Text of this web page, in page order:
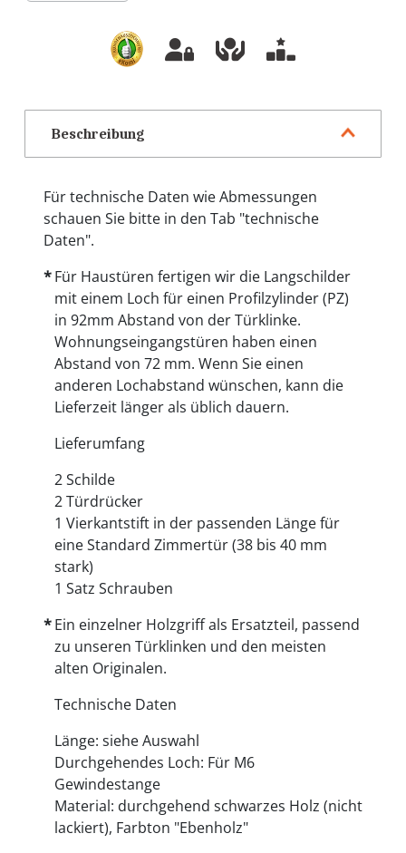
Beschreibung
Für technische Daten wie Abmessungen
schauen Sie bitte in den Tab "technische
Daten".
Für Haustüren fertigen wir die Langschilder
mit einem Loch für einen Profilzylinder (PZ)
in 92mm Abstand von der Türklinke.
Wohnungseingangstüren haben einen
Abstand von 72 mm. Wenn Sie einen
anderen Lochabstand wünschen, kann die
Lieferzeit länger als üblich dauern.
Lieferumfang
2 Schilde
2 Türdrücker
1 Vierkantstift in der passenden Länge für
eine Standard Zimmertür (38 bis 40 mm
stark)
1 Satz Schrauben
Ein einzelner Holzgriff als Ersatzteil, passend
zu unseren Türklinken und den meisten
alten Originalen.
Technische Daten
Länge: siehe Auswahl
Durchgehendes Loch: Für M6
Gewindestange
Material: durchgehend schwarzes Holz (nicht
lackiert), Farbton "Ebenholz"